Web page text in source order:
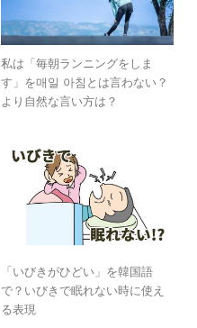
私は「毎朝ランニングをしま
す」を매일 아침とは言わない？
より自然な言い方は？
「いびきがひどい」を韓国語
で？いびきで眠れない時に使え
る表現